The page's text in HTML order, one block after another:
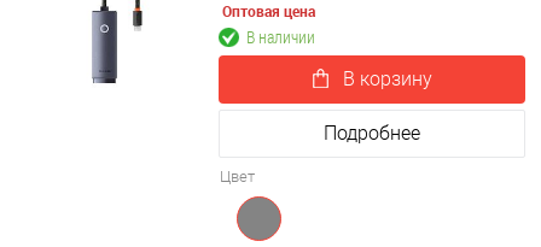
Оптовая цена
В наличии
В корзину
Подробнее
Цвет